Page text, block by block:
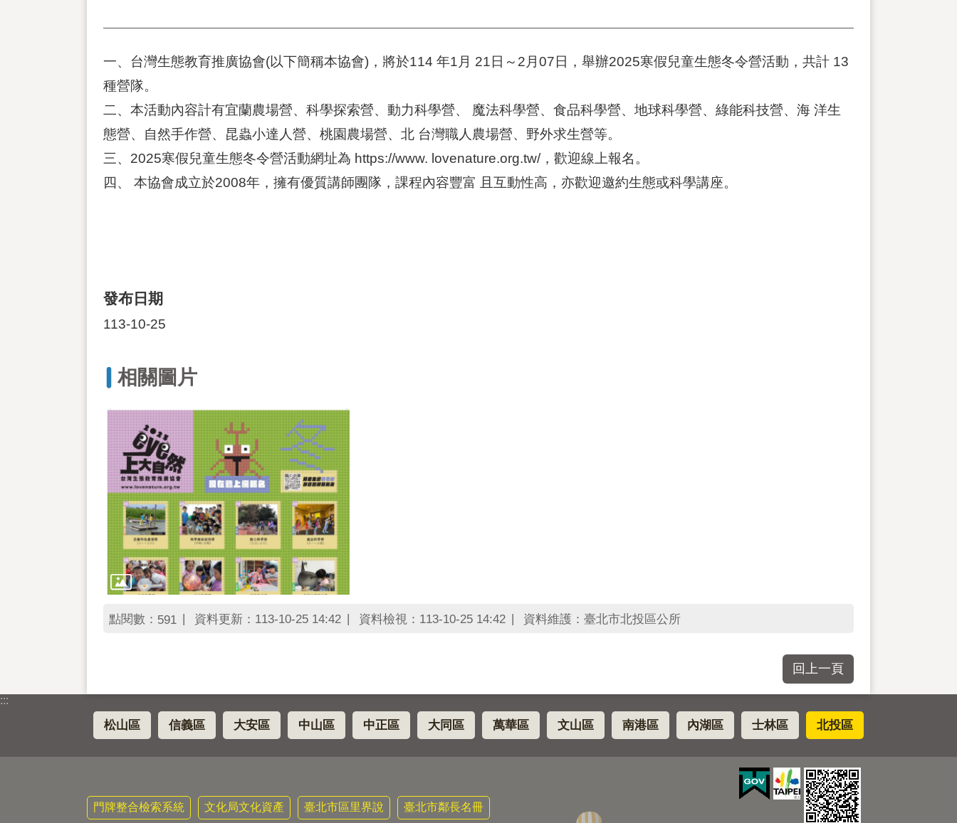
一、台灣生態教育推廣協會(以下簡稱本協會)，將於114 年1月 21日～2月07日，舉辦2025寒假兒童生態冬令營活動，共計 13
種營隊。
二、本活動內容計有宜蘭農場營、科學探索營、動力科學營、 魔法科學營、食品科學營、地球科學營、綠能科技營、海 洋生
態營、自然手作營、昆蟲小達人營、桃園農場營、北 台灣職人農場營、野外求生營等。
三、2025寒假兒童生態冬令營活動網址為 https://www. lovenature.org.tw/，歡迎線上報名。
四、 本協會成立於2008年，擁有優質講師團隊，課程內容豐富 且互動性高，亦歡迎邀約生態或科學講座。
發布日期
113-10-25
相關圖片
點閱數： 591 資料更新：113-10-25 14:42 資料檢視：113-10-25 14:42 資料維護：臺北市北投區公所
回上一頁
:::
松山區 信義區 大安區 中山區 中正區 大同區 萬華區 文山區 南港區 內湖區 士林區 北投區
門牌整合檢索系統 文化局文化資產 臺北市區里界說 臺北市鄰長名冊